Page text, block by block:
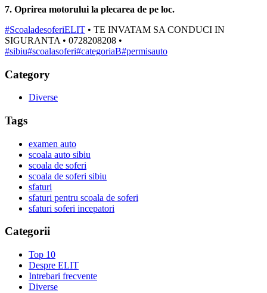
7. Oprirea motorului la plecarea de pe loc.
#ScoaladesoferiELIT • TE INVATAM SA CONDUCI IN
SIGURANTA • 0728208208 •
#sibiu#scoalasoferi#categoriaB#permisauto
Category
Diverse
Tags
examen auto
scoala auto sibiu
scoala de soferi
scoala de soferi sibiu
sfaturi
sfaturi pentru scoala de soferi
sfaturi soferi incepatori
Categorii
Top 10
Despre ELIT
Intrebari frecvente
Diverse